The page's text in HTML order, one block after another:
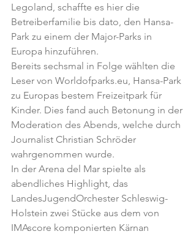
Legoland, schaffte es hier die
Betreiberfamilie bis dato, den Hansa-
Park zu einem der Major-Parks in
Europa hinzuführen.
Bereits sechsmal in Folge wählten die
Leser von Worldofparks.eu, Hansa-Park
zu Europas bestem Freizeitpark für
Kinder. Dies fand auch Betonung in der
Moderation des Abends, welche durch
Journalist Christian Schröder
wahrgenommen wurde.
In der Arena del Mar spielte als
abendliches Highlight, das
LandesJugendOrchester Schleswig-
Holstein zwei Stücke aus dem von
IMAscore komponierten Kärnan